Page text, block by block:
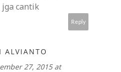
jga cantik
Reply
ALVIANTO
27, 2015 at